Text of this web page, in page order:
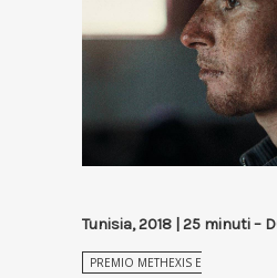
Tunisia, 2018 | 25 minuti –
PREMIO METHEXIS E